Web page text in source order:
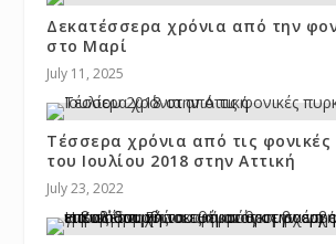
Δεκατέσσερα χρόνια από την
στο Μαρί
July 11, 2025
Τέσσερα χρόνια από τις φονικές
του Ιουλίου 2018 στην Αττική
July 23, 2022